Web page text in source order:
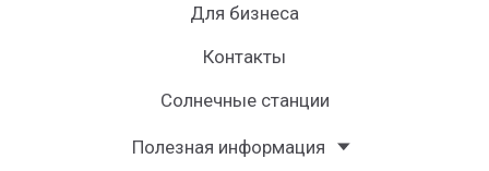
Для бизнеса
Контакты
Солнечные станции
Полезная информация